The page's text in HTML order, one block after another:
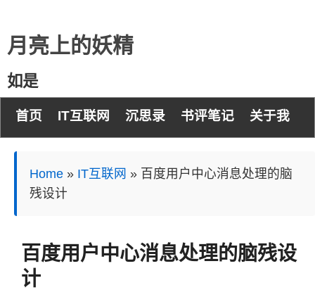
月亮上的妖精
如是
首页 IT互联网 沉思录 书评笔记 关于我
Home» IT互联网 » 百度用户中心消息处理的脑
残设计
百度用户中心消息处理的脑残设
计